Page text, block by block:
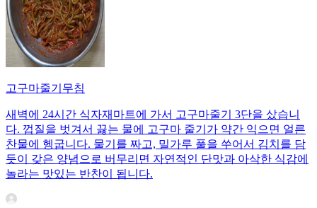
고구마줄기무침
새벽에 24시간 식자재마트에 가서 고구마줄기 3단을 샀습니
다. 껍질을 벗겨서 끓는 물에 고구마 줄기가 약간 익으면 얼른
찬물에 헹굽니다. 물기를 짜고, 밀가루 풀을 쑤어서 김치를 담
듯이 갖은 양념으로 버무리면 자연적인 단맛과 아삭한 식감에
놀라는 맛있는 반찬이 됩니다.